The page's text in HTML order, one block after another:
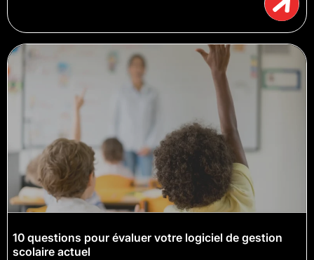
10 questions pour évaluer votre logiciel de gestion
scolaire actuel